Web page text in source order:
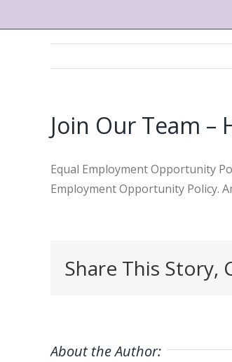
Join Our Team –
Equal Employment Opportunity
Employment Opportunity Policy.
Share This Story,
About the Author: